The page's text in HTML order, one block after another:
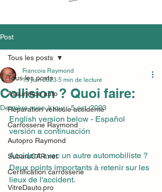
Post
Tous les posts
Assurance auto
Réparation véhicule accidenté
Carrosserie Raymond
Autopro Raymond
SubaruCAR.net
Certification carrosserie
VitreDauto.pro
Tous les posts
Collision ? Quoi faire:
Francois Raymond
15 juin 2023 5 min de lecture
Dernière mise à jour :5 oct. 2023
English version below - Español
versión a continuación
Accident avec un autre automobiliste ?
Deux points importants à retenir sur les
lieux de l'accident.